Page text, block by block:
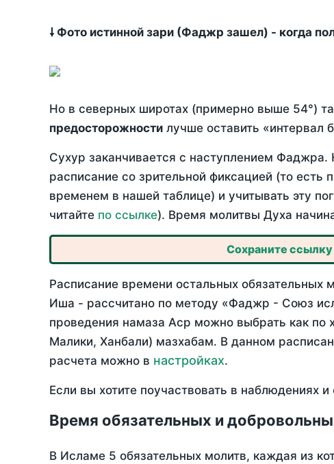
🠗 Фото истинной зари (Фаджр зашел) - когда
Но в северных широтах (примерно выше 54°)
предосторожности лучше оставить «интервал
Сухур заканчивается с наступлением
расписание со зрительной фиксацией (то
временем в нашей таблице) и учитывать эту
читайте по ссылке). Время молитвы Духа
Сохраните ссылку
Расписание времени остальных
Иша - рассчитано по методу «Фаджр - Союз
проведения намаза Аср можно выбрать как
Малики, Ханбали) мазхабам. В данном
расчета можно в настройках.
Если вы хотите поучаствовать в наблюдениях
Время обязательных и
В Исламе 5 обязательных молитв, каждая из